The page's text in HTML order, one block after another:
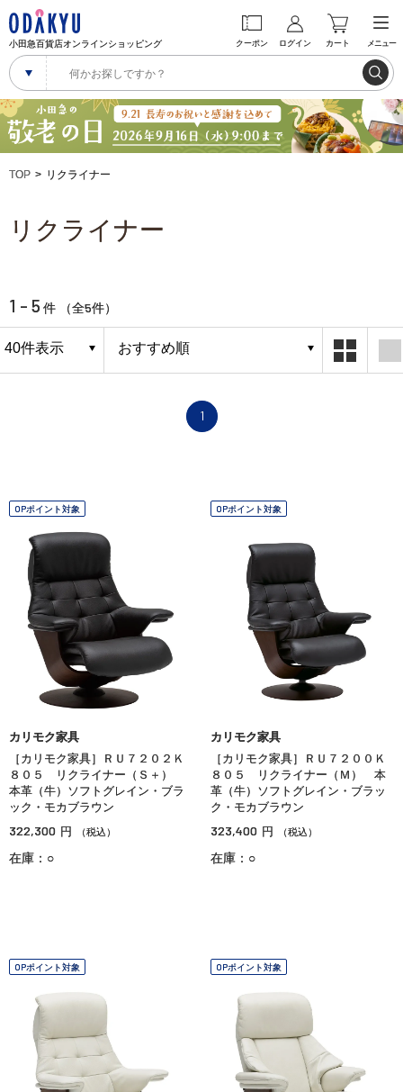
小田急百貨店オンラインショッピング クーポン ログイン カート メニュー
TOP リクライナー
リクライナー
1 - 5 件 （全5件）
1
OPポイント対象
カリモク家具
［カリモク家具］ＲＵ７２０２Ｋ
８０５ リクライナー（Ｓ＋）
本革（牛）ソフトグレイン・ブラ
ック・モカブラウン
322,300 円 （税込）
在庫：○
OPポイント対象
カリモク家具
［カリモク家具］ＲＵ７２００Ｋ
８０５ リクライナー（Ｍ） 本
革（牛）ソフトグレイン・ブラッ
ク・モカブラウン
323,400 円 （税込）
在庫：○
OPポイント対象 OPポイント対象